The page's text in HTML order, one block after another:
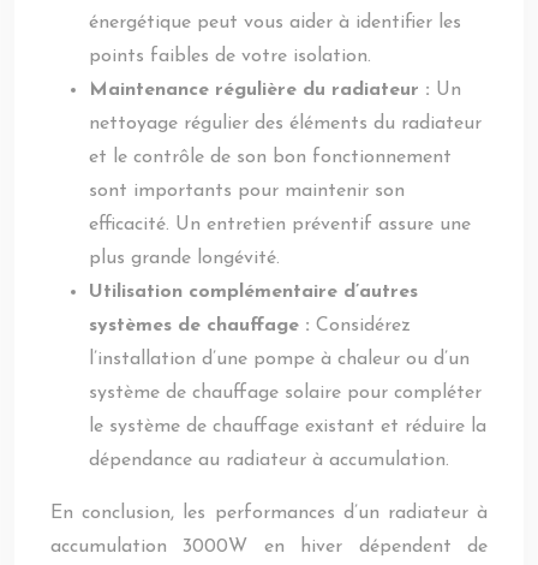
énergétique peut vous aider à identifier les
points faibles de votre isolation.
Maintenance régulière du radiateur : Un
nettoyage régulier des éléments du radiateur
et le contrôle de son bon fonctionnement
sont importants pour maintenir son
efficacité. Un entretien préventif assure une
plus grande longévité.
Utilisation complémentaire d’autres
systèmes de chauffage : Considérez
l’installation d’une pompe à chaleur ou d’un
système de chauffage solaire pour compléter
le système de chauffage existant et réduire la
dépendance au radiateur à accumulation.
En conclusion, les performances d’un radiateur à
accumulation 3000W en hiver dépendent de